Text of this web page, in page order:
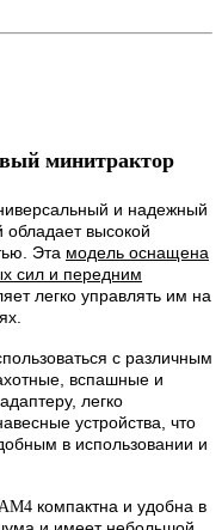
минитрактор
и надежный
высокой
Эта модель оснащена
сил и передним
легко управлять им на
с различным
вспашные и
легко
устройства, что
в использовании и
компактна и удобна в